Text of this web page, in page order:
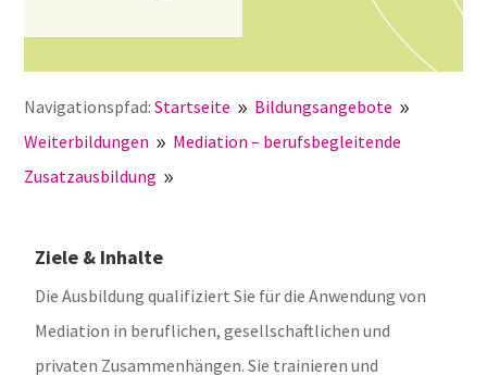
Navigationspfad:Startseite 9 Bildungsangebote 9
Weiterbildungen 9 Mediation – berufsbegleitende
Zusatzausbildung 9
Ziele & Inhalte
Die Ausbildung qualifiziert Sie für die Anwendung von
Mediation in beruflichen, gesellschaftlichen und
privaten Zusammenhängen. Sie trainieren und